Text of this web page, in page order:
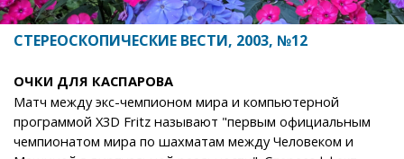
СТЕРЕОСКОПИЧЕСКИЕ ВЕСТИ, 2003, №12
ОЧКИ ДЛЯ КАСПАРОВА
Матч между экс-чемпионом мира и компьютерной
программой X3D Fritz называют "первым официальным
чемпионатом мира по шахматам между Человеком и